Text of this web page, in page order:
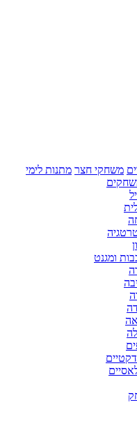
משחקי חצר מתנות לימי
ומגנט